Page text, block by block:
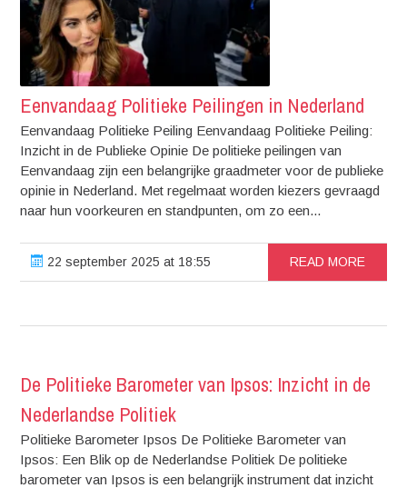
Eenvandaag Politieke Peilingen in Nederland
Eenvandaag Politieke Peiling Eenvandaag Politieke Peiling:
Inzicht in de Publieke Opinie De politieke peilingen van
Eenvandaag zijn een belangrijke graadmeter voor de publieke
opinie in Nederland. Met regelmaat worden kiezers gevraagd
naar hun voorkeuren en standpunten, om zo een...
22 september 2025 at 18:55 READ MORE
De Politieke Barometer van Ipsos: Inzicht in de
Nederlandse Politiek
Politieke Barometer Ipsos De Politieke Barometer van
Ipsos: Een Blik op de Nederlandse Politiek De politieke
barometer van Ipsos is een belangrijk instrument dat inzicht